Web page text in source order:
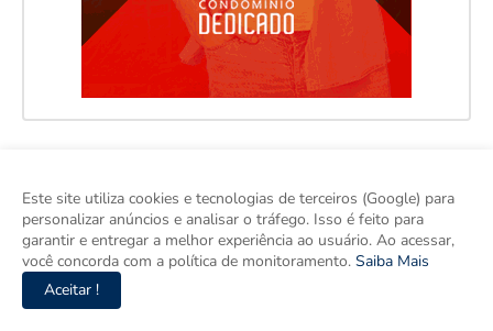
Este site utiliza cookies e tecnologias de terceiros (Google) para
personalizar anúncios e analisar o tráfego. Isso é feito para
garantir e entregar a melhor experiência ao usuário. Ao acessar,
você concorda com a política de monitoramento. Saiba Mais
Aceitar !